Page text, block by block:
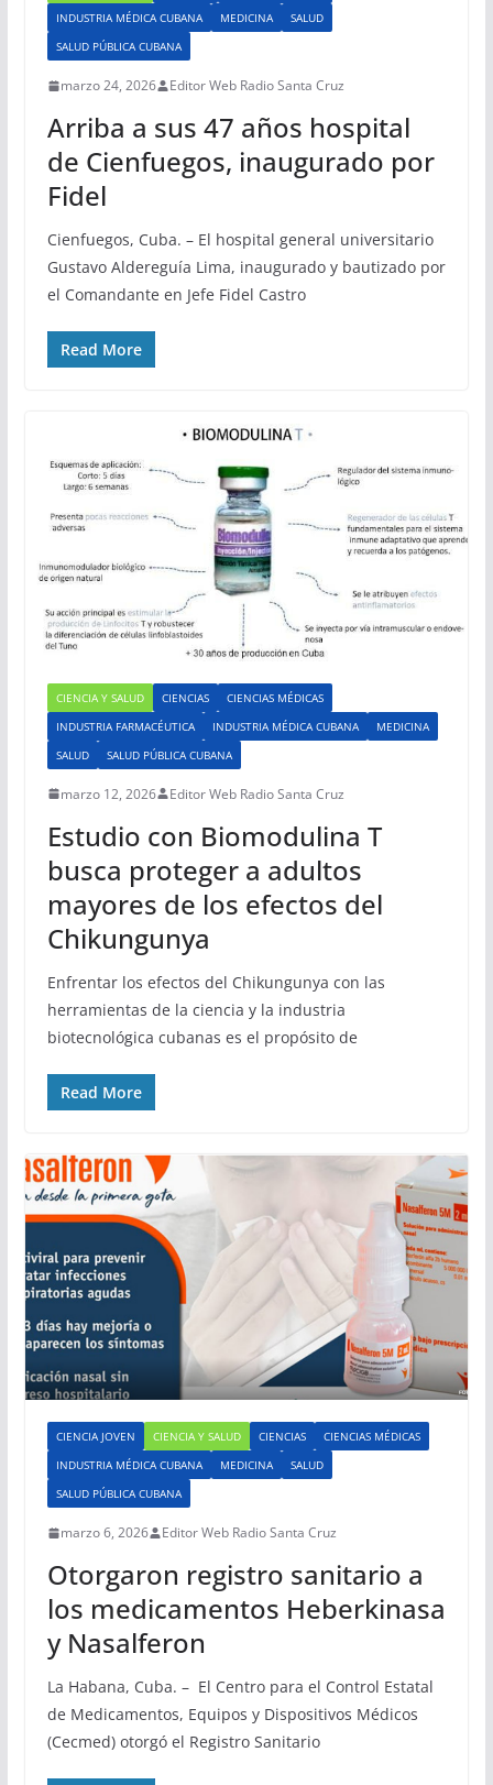
INDUSTRIA MÉDICA CUBANA MEDICINA
SALUD
SALUD PÚBLICA CUBANA
marzo 24, 2026 Editor Web Radio Santa Cruz
Arriba a sus 47 años hospital
de Cienfuegos, inaugurado por
Fidel
Cienfuegos, Cuba. – El hospital general universitario
Gustavo Aldereguía Lima, inaugurado y bautizado por
el Comandante en Jefe Fidel Castro
Read More
CIENCIA Y SALUD CIENCIAS
CIENCIAS MÉDICAS
INDUSTRIA FARMACÉUTICA
INDUSTRIA MÉDICA CUBANA
MEDICINA
SALUD
SALUD PÚBLICA CUBANA
marzo 12, 2026 Editor Web Radio Santa Cruz
Estudio con Biomodulina T
busca proteger a adultos
mayores de los efectos del
Chikungunya
Enfrentar los efectos del Chikungunya con las
herramientas de la ciencia y la industria
biotecnológica cubanas es el propósito de
Read More
CIENCIA JOVEN CIENCIA Y SALUD CIENCIAS
CIENCIAS MÉDICAS
INDUSTRIA MÉDICA CUBANA
MEDICINA
SALUD
SALUD PÚBLICA CUBANA
marzo 6, 2026 Editor Web Radio Santa Cruz
Otorgaron registro sanitario a
los medicamentos Heberkinasa
y Nasalferon
La Habana, Cuba. – El Centro para el Control Estatal
de Medicamentos, Equipos y Dispositivos Médicos
(Cecmed) otorgó el Registro Sanitario